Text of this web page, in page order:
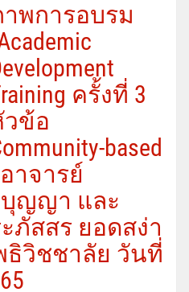
พการอบรม
ครั้งที่ 3
ข้อ
based
าจารย์
ญญา และ
ภัสสร ยอดสง่า
ธิวิชชาลัย วันที่